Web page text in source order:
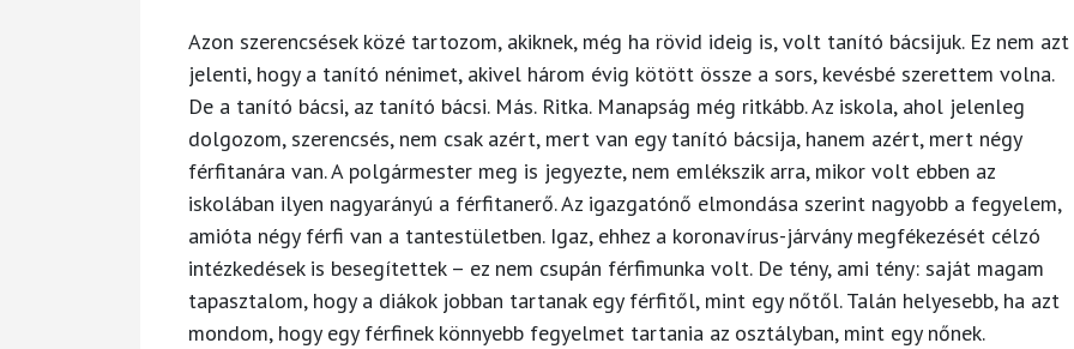
Azon szerencsések közé tartozom, akiknek, még ha rövid ideig is, volt tanító bácsijuk. Ez nem azt
jelenti, hogy a tanító nénimet, akivel három évig kötött össze a sors, kevésbé szerettem volna.
De a tanító bácsi, az tanító bácsi. Más. Ritka. Manapság még ritkább. Az iskola, ahol jelenleg
dolgozom, szerencsés, nem csak azért, mert van egy tanító bácsija, hanem azért, mert négy
férfitanára van. A polgármester meg is jegyezte, nem emlékszik arra, mikor volt ebben az
iskolában ilyen nagyarányú a férfitanerő. Az igazgatónő elmondása szerint nagyobb a fegyelem,
amióta négy férfi van a tantestületben. Igaz, ehhez a koronavírus-járvány megfékezését célzó
intézkedések is besegítettek – ez nem csupán férfimunka volt. De tény, ami tény: saját magam
tapasztalom, hogy a diákok jobban tartanak egy férfitől, mint egy nőtől. Talán helyesebb, ha azt
mondom, hogy egy férfinek könnyebb fegyelmet tartania az osztályban, mint egy nőnek.